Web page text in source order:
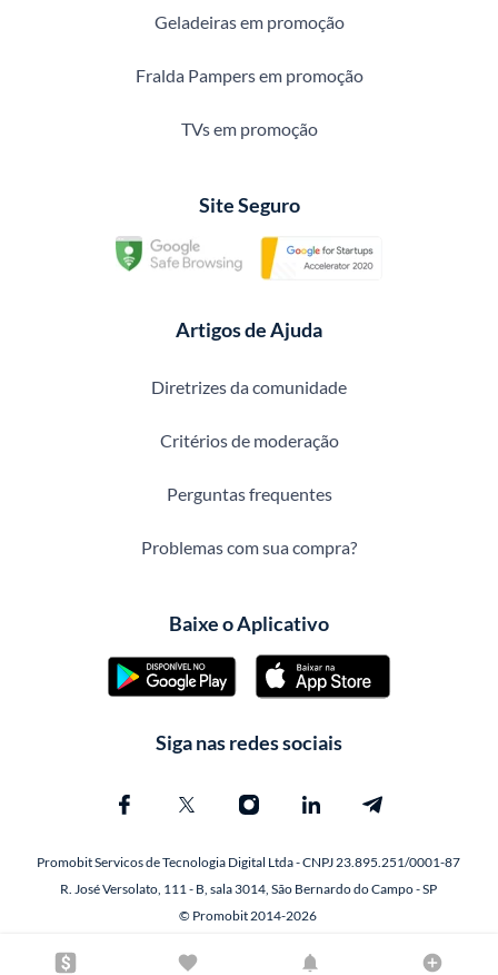
Geladeiras em promoção
Fralda Pampers em promoção
TVs em promoção
Site Seguro
Artigos de Ajuda
Diretrizes da comunidade
Critérios de moderação
Perguntas frequentes
Problemas com sua compra?
Baixe o Aplicativo
Siga nas redes sociais
Promobit Servicos de Tecnologia Digital Ltda - CNPJ 23.895.251/0001-87
R. José Versolato, 111 - B, sala 3014, São Bernardo do Campo - SP
© Promobit 2014-2026